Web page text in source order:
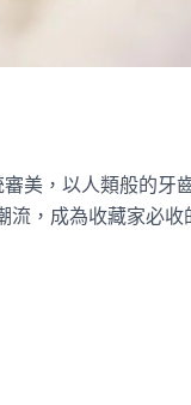
美，以人類般的牙
，成為收藏家必收